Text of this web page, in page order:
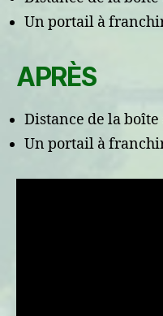
Un portail à
APRÈS
Distance de la
Un portail à